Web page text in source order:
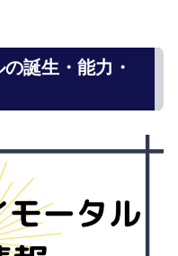
誕生・能力・